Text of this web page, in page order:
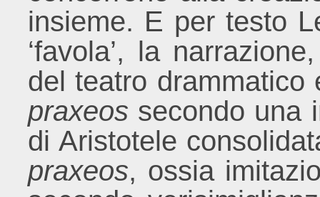
insieme. E per testo
‘favola’, la
del teatro
praxeos secondo una
di Aristotele
praxeos, ossia